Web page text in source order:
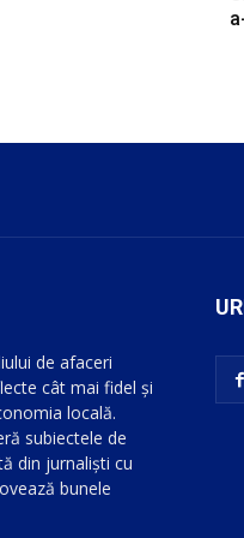
de afaceri
cât mai fidel și
locală.
subiectele de
din jurnaliști cu
bunele